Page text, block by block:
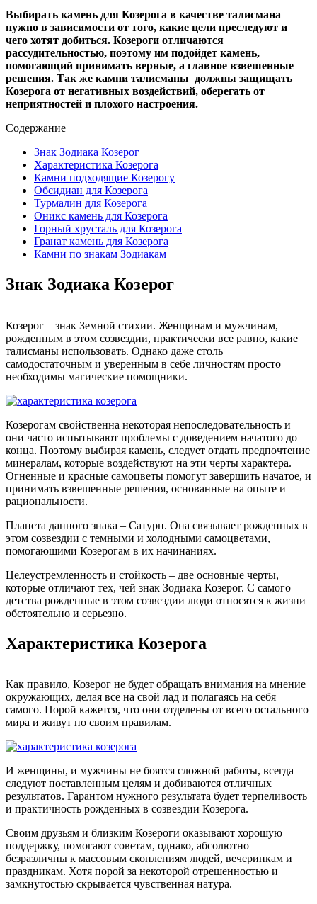
Выбирать камень для Козерога в качестве талисмана
нужно в зависимости от того, какие цели преследуют и
чего хотят добиться. Козероги отличаются
рассудительностью, поэтому им подойдет камень,
помогающий принимать верные, а главное взвешенные
решения. Так же камни талисманы должны защищать
Козерога от негативных воздействий, оберегать от
неприятностей и плохого настроения.
Содержание
Знак Зодиака Козерог
Характеристика Козерога
Камни подходящие Козерогу
Обсидиан для Козерога
Турмалин для Козерога
Оникс камень для Козерога
Горный хрусталь для Козерога
Гранат камень для Козерога
Камни по знакам Зодиакам
Знак Зодиака Козерог
Козерог – знак Земной стихии. Женщинам и мужчинам,
рожденным в этом созвездии, практически все равно, какие
талисманы использовать. Однако даже столь
самодостаточным и уверенным в себе личностям просто
необходимы магические помощники.
Козерогам свойственна некоторая непоследовательность и
они часто испытывают проблемы с доведением начатого до
конца. Поэтому выбирая камень, следует отдать предпочтение
минералам, которые воздействуют на эти черты характера.
Огненные и красные самоцветы помогут завершить начатое, и
принимать взвешенные решения, основанные на опыте и
рациональности.
Планета данного знака – Сатурн. Она связывает рожденных в
этом созвездии с темными и холодными самоцветами,
помогающими Козерогам в их начинаниях.
Целеустремленность и стойкость – две основные черты,
которые отличают тех, чей знак Зодиака Козерог. С самого
детства рожденные в этом созвездии люди относятся к жизни
обстоятельно и серьезно.
Характеристика Козерога
Как правило, Козерог не будет обращать внимания на мнение
окружающих, делая все на свой лад и полагаясь на себя
самого. Порой кажется, что они отделены от всего остального
мира и живут по своим правилам.
И женщины, и мужчины не боятся сложной работы, всегда
следуют поставленным целям и добиваются отличных
результатов. Гарантом нужного результата будет терпеливость
и практичность рожденных в созвездии Козерога.
Своим друзьям и близким Козероги оказывают хорошую
поддержку, помогают советам, однако, абсолютно
безразличны к массовым скоплениям людей, вечеринкам и
праздникам. Хотя порой за некоторой отрешенностью и
замкнутостью скрывается чувственная натура.